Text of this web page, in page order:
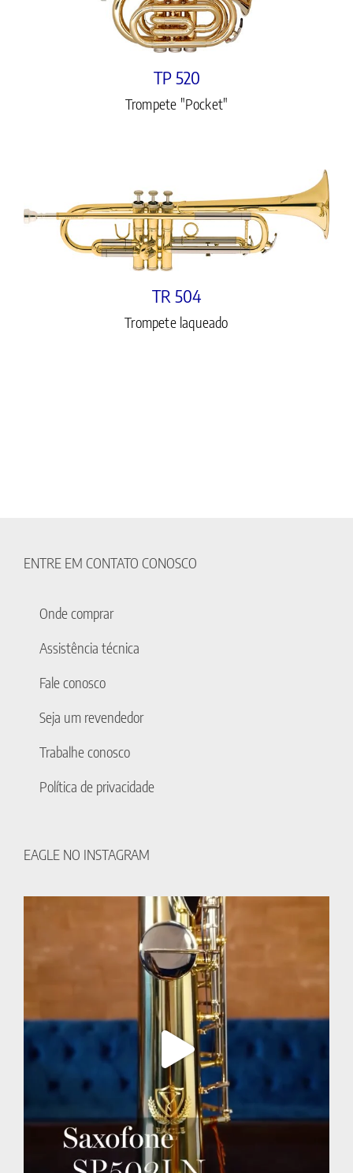
TP 520
Trompete "Pocket"
TR 504
Trompete laqueado
ENTRE EM CONTATO CONOSCO
Onde comprar
Assistência técnica
Fale conosco
Seja um revendedor
Trabalhe conosco
Política de privacidade
EAGLE NO INSTAGRAM